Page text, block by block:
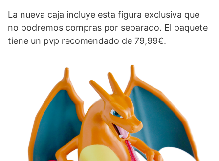
La nueva caja incluye esta figura exclusiva que
no podremos compras por separado. El paquete
tiene un pvp recomendado de 79,99€.